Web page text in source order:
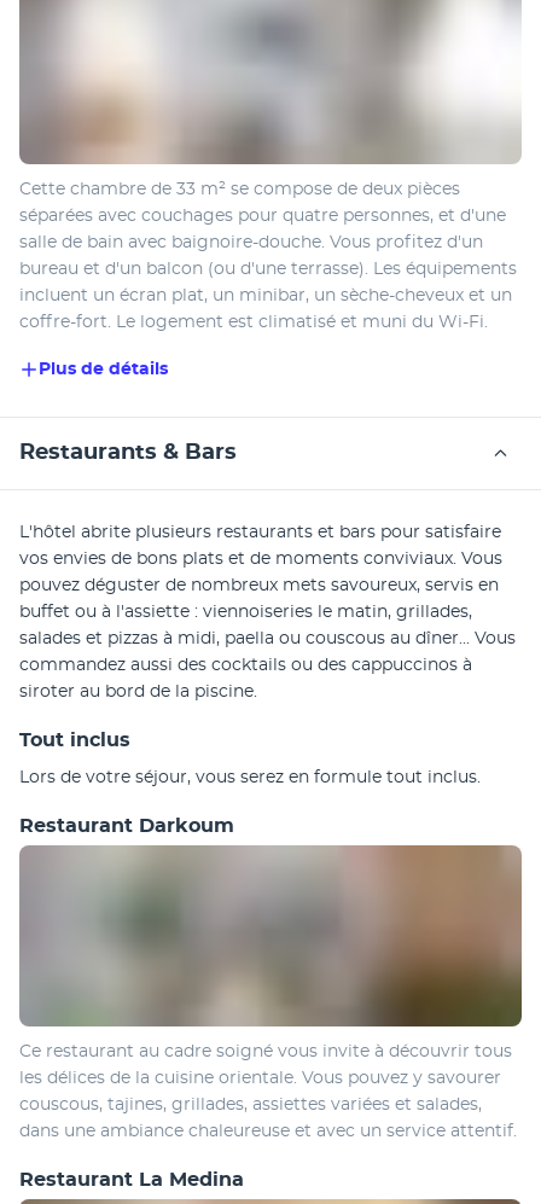
Cette chambre de 33 m² se compose de deux pièces
séparées avec couchages pour quatre personnes, et d'une
salle de bain avec baignoire-douche. Vous profitez d'un
bureau et d'un balcon (ou d'une terrasse). Les équipements
incluent un écran plat, un minibar, un sèche-cheveux et un
coffre-fort. Le logement est climatisé et muni du Wi-Fi.
Plus de détails
Restaurants & Bars
L'hôtel abrite plusieurs restaurants et bars pour satisfaire
vos envies de bons plats et de moments conviviaux. Vous
pouvez déguster de nombreux mets savoureux, servis en
buffet ou à l'assiette : viennoiseries le matin, grillades,
salades et pizzas à midi, paella ou couscous au dîner... Vous
commandez aussi des cocktails ou des cappuccinos à
siroter au bord de la piscine.
Tout inclus
Lors de votre séjour, vous serez en formule tout inclus.
Restaurant Darkoum
Ce restaurant au cadre soigné vous invite à découvrir tous
les délices de la cuisine orientale. Vous pouvez y savourer
couscous, tajines, grillades, assiettes variées et salades,
dans une ambiance chaleureuse et avec un service attentif.
Restaurant La Medina